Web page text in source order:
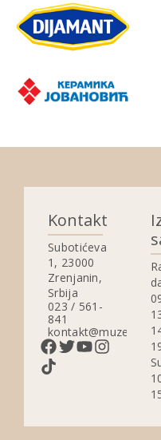
Kontakt
Subotićeva
1, 23000
Zrenjanin,
Srbija
023 / 561-
841